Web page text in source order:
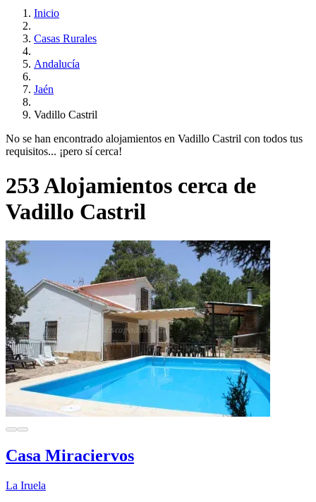
Inicio
Casas Rurales
Andalucía
Jaén
Vadillo Castril
No se han encontrado alojamientos en Vadillo Castril con todos tus
requisitos... ¡pero sí cerca!
253 Alojamientos cerca de
Vadillo Castril
Casa Miraciervos
La Iruela